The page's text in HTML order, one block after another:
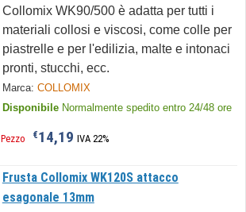
Collomix WK90/500 è adatta per tutti i
materiali collosi e viscosi, come colle per
piastrelle e per l'edilizia, malte e intonaci
pronti, stucchi, ecc.
Marca: COLLOMIX
Disponibile Normalmente spedito entro 24/48 ore
Pezzo €14,19 IVA 22%
Frusta Collomix WK120S attacco
esagonale 13mm